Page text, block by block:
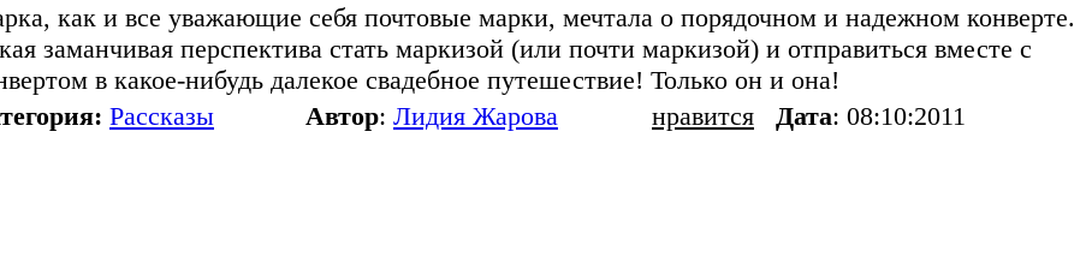
как и все уважающие себя почтовые марки, мечтала о порядочном и надежном конверте.
заманчивая перспектива стать маркизой (или почти маркизой) и отправиться вместе с
в какое-нибудь далекое свадебное путешествие! Только он и она!
Рассказы Автор: Лидия Жарова нравится Дата: 08:10:2011